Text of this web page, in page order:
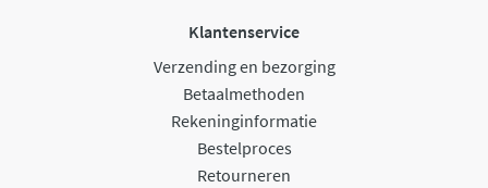
Klantenservice
Verzending en bezorging
Betaalmethoden
Rekeninginformatie
Bestelproces
Retourneren